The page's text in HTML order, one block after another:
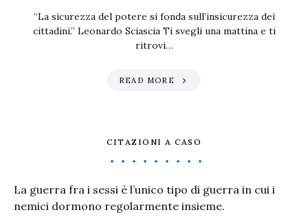
“La sicurezza del potere si fonda sull’insicurezza dei
cittadini.” Leonardo Sciascia Ti svegli una mattina e ti
ritrovi…
READ MORE
CITAZIONI A CASO
La guerra fra i sessi è l’unico tipo di guerra in cui i
nemici dormono regolarmente insieme.